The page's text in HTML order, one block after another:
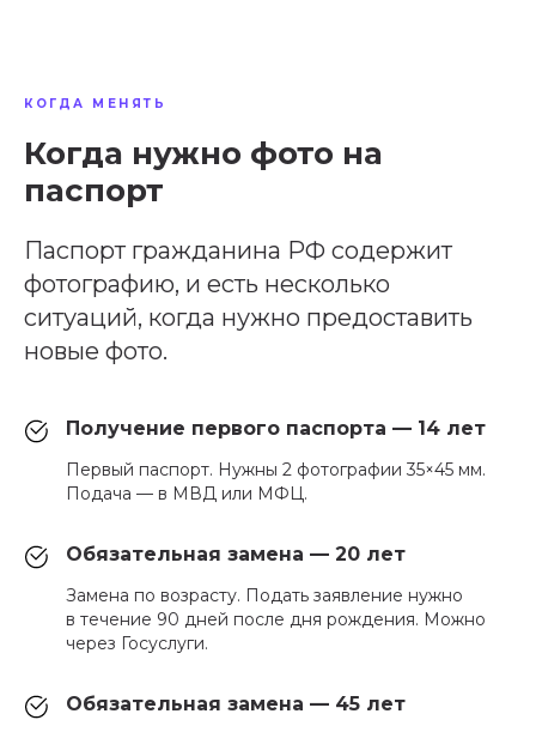
КОГДА МЕНЯТЬ
Когда нужно фото на
паспорт
Паспорт гражданина РФ содержит
фотографию, и есть несколько
ситуаций, когда нужно предоставить
новые фото.
Получение первого паспорта — 14 лет
Первый паспорт. Нужны 2 фотографии 35×45 мм.
Подача — в МВД или МФЦ.
Обязательная замена — 20 лет
Замена по возрасту. Подать заявление нужно
в течение 90 дней после дня рождения. Можно
через Госуслуги.
Обязательная замена — 45 лет